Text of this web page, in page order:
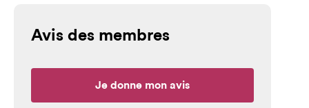
Avis des membres
Je donne mon avis